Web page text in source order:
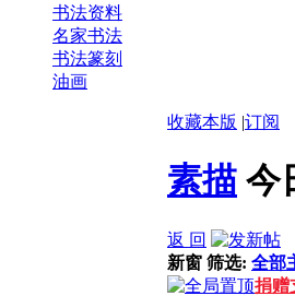
书法资料
名家书法
书法篆刻
油画
收藏本版 |订阅
素描 今
返 回
新窗 筛选: 全部
捐赠